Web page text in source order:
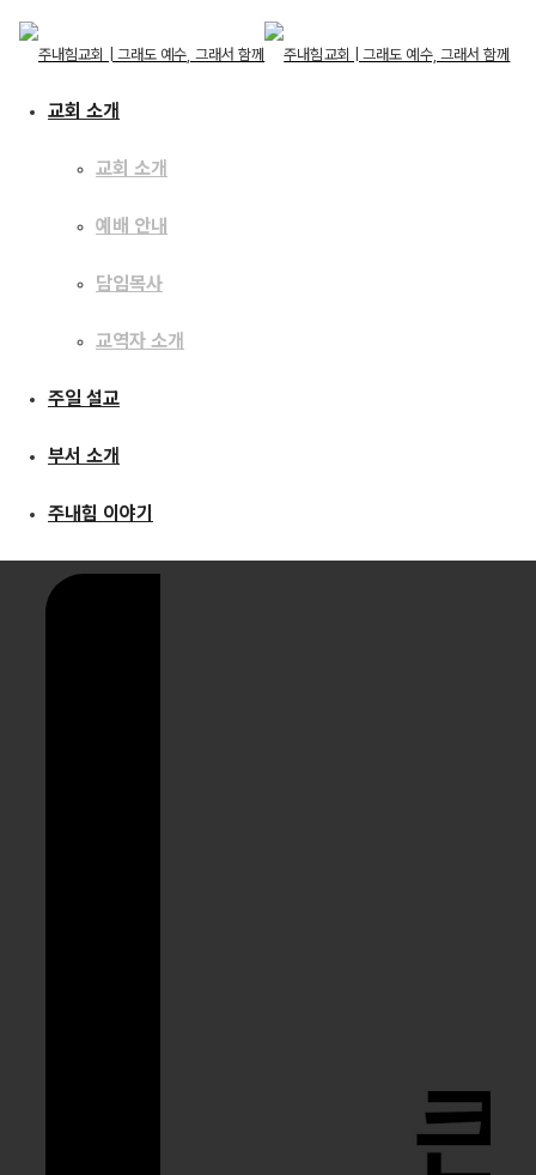
교회 소개
교회 소개
교역자 소개
주일 설교
부서 소개
주내힘 이야기
교회 소개
교회 소개
예배 안내
담임목사
교역자 소개
주일 설교
부서 소개
주내힘 이야기
주일 설교
[16.12.25] 큰 기쁨의
좋은소식